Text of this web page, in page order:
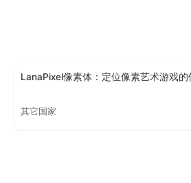
LanaPixel像素体：定位像素艺术游戏的
其它国家